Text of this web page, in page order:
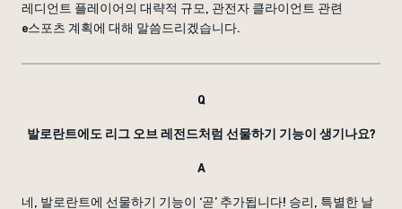
레디언트 플레이어의 대략적 규모, 관전자 클라이언트 관련
e스포츠 계획에 대해 말씀드리겠습니다.
Q
발로란트에도 리그 오브 레전드처럼 선물하기 기능이 생기나요?
A
네, 발로란트에 선물하기 기능이 ‘곧’ 추가됩니다! 승리, 특별한 날